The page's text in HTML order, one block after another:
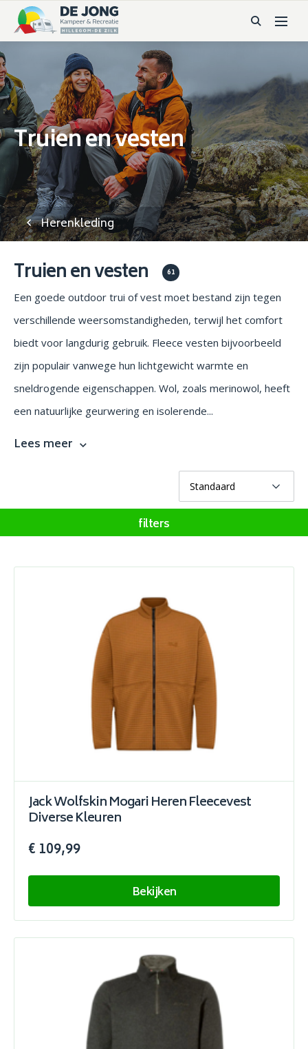
Truien en vesten
Herenkleding
Truien en vesten 61
Een goede outdoor trui of vest moet bestand zijn tegen
verschillende weersomstandigheden, terwijl het comfort
biedt voor langdurig gebruik. Fleece vesten bijvoorbeeld
zijn populair vanwege hun lichtgewicht warmte en
sneldrogende eigenschappen. Wol, zoals merinowol, heeft
een natuurlijke geurwering en isolerende...
Lees meer
filters
Jack Wolfskin Mogari Heren Fleecevest
Diverse Kleuren
€ 109,99
Bekijken